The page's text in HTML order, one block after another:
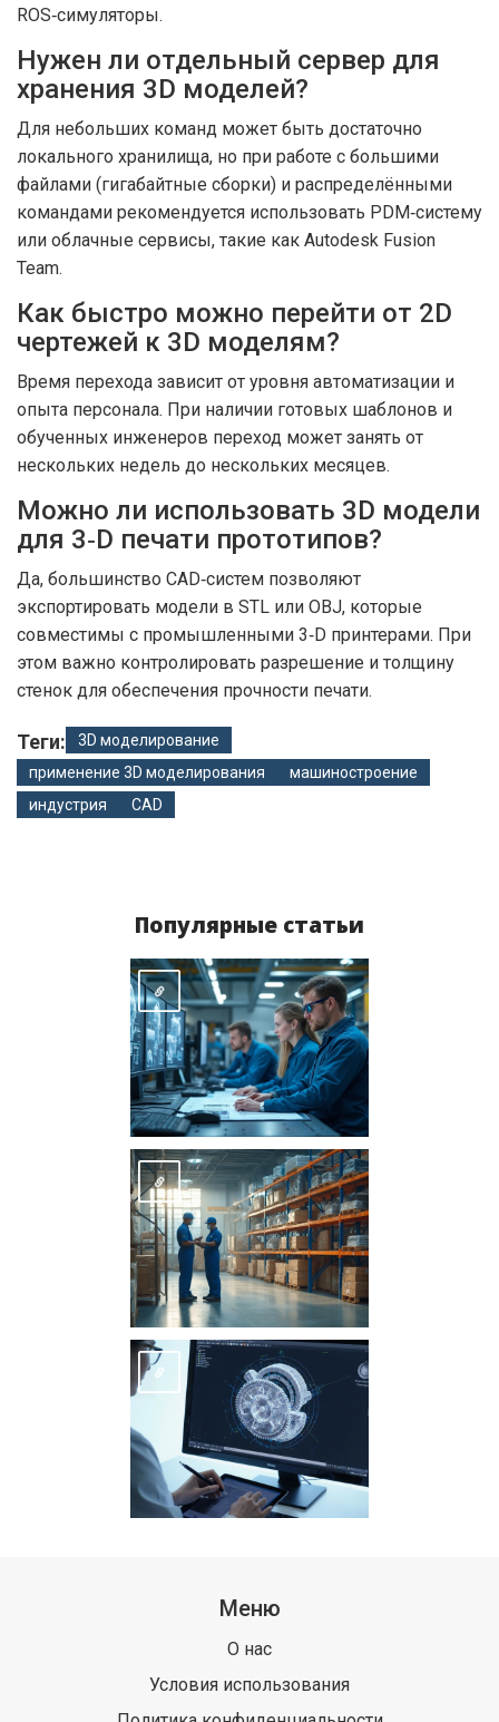
ROS‑симуляторы.
Нужен ли отдельный сервер для
хранения 3D моделей?
Для небольших команд может быть достаточно
локального хранилища, но при работе с большими
файлами (гигабайтные сборки) и распределёнными
командами рекомендуется использовать PDM‑систему
или облачные сервисы, такие как Autodesk Fusion
Team.
Как быстро можно перейти от 2D
чертежей к 3D моделям?
Время перехода зависит от уровня автоматизации и
опыта персонала. При наличии готовых шаблонов и
обученных инженеров переход может занять от
нескольких недель до нескольких месяцев.
Можно ли использовать 3D модели
для 3‑D печати прототипов?
Да, большинство CAD‑систем позволяют
экспортировать модели в STL или OBJ, которые
совместимы с промышленными 3‑D принтерами. При
этом важно контролировать разрешение и толщину
стенок для обеспечения прочности печати.
Теги:
3D моделирование
применение 3D моделирования
машиностроение
индустрия
CAD
Популярные статьи
Меню
О нас
Условия использования